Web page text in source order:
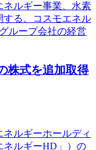
ネルギー事業、水素
する。コスモエネル
ループ会社の経営
株式を追加取得
ルギーホールディ
ネルギーHD」）の